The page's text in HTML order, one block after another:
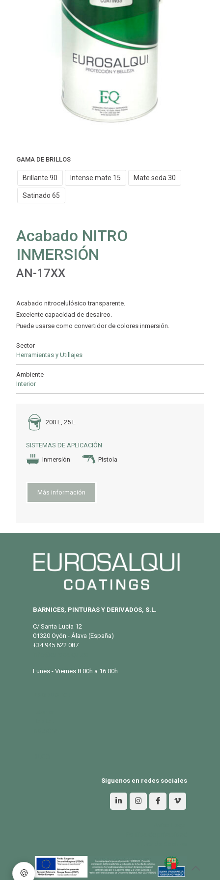
GAMA DE BRILLOS
Brillante 90 Intense mate 15 Mate seda 30
Satinado 65
Acabado NITRO
INMERSIÓN
AN-17XX
Acabado nitrocelulósico transparente.
Excelente capacidad de desaireo.
Puede usarse como convertidor de colores inmersión.
Sector
Herramientas y Utillajes
Ambiente
Interior
200 L, 25 L
SISTEMAS DE APLICACIÓN
Inmersión
Pistola
Más información
BARNICES, PINTURAS Y DERIVADOS, S.L.
C/ Santa Lucía 12
01320 Oyón - Álava (España)
+34 945 622 087
Lunes - Viernes 8.00h a 16.00h
Síguenos en redes sociales
🍪